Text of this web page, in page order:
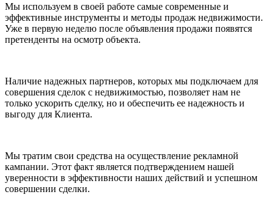
Мы используем в своей работе самые современные и
эффективные инструменты и методы продаж недвижимости.
Уже в первую неделю после объявления продажи появятся
претенденты на осмотр объекта.
Наличие надежных партнеров, которых мы подключаем для
совершения сделок с недвижимостью, позволяет нам не
только ускорить сделку, но и обеспечить ее надежность и
выгоду для Клиента.
Мы тратим свои средства на осуществление рекламной
кампании. Этот факт является подтверждением нашей
уверенности в эффективности наших действий и успешном
совершении сделки.